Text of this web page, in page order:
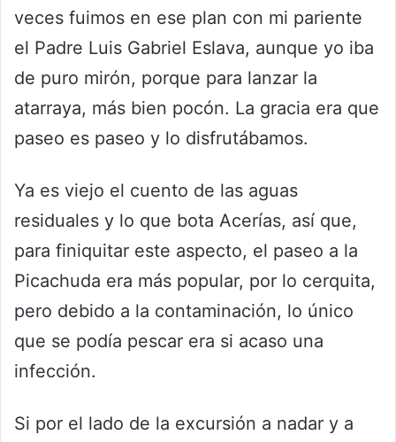
veces fuimos en ese plan con mi pariente
el Padre Luis Gabriel Eslava, aunque yo iba
de puro mirón, porque para lanzar la
atarraya, más bien pocón. La gracia era que
paseo es paseo y lo disfrutábamos.
Ya es viejo el cuento de las aguas
residuales y lo que bota Acerías, así que,
para finiquitar este aspecto, el paseo a la
Picachuda era más popular, por lo cerquita,
pero debido a la contaminación, lo único
que se podía pescar era si acaso una
infección.
Si por el lado de la excursión a nadar y a